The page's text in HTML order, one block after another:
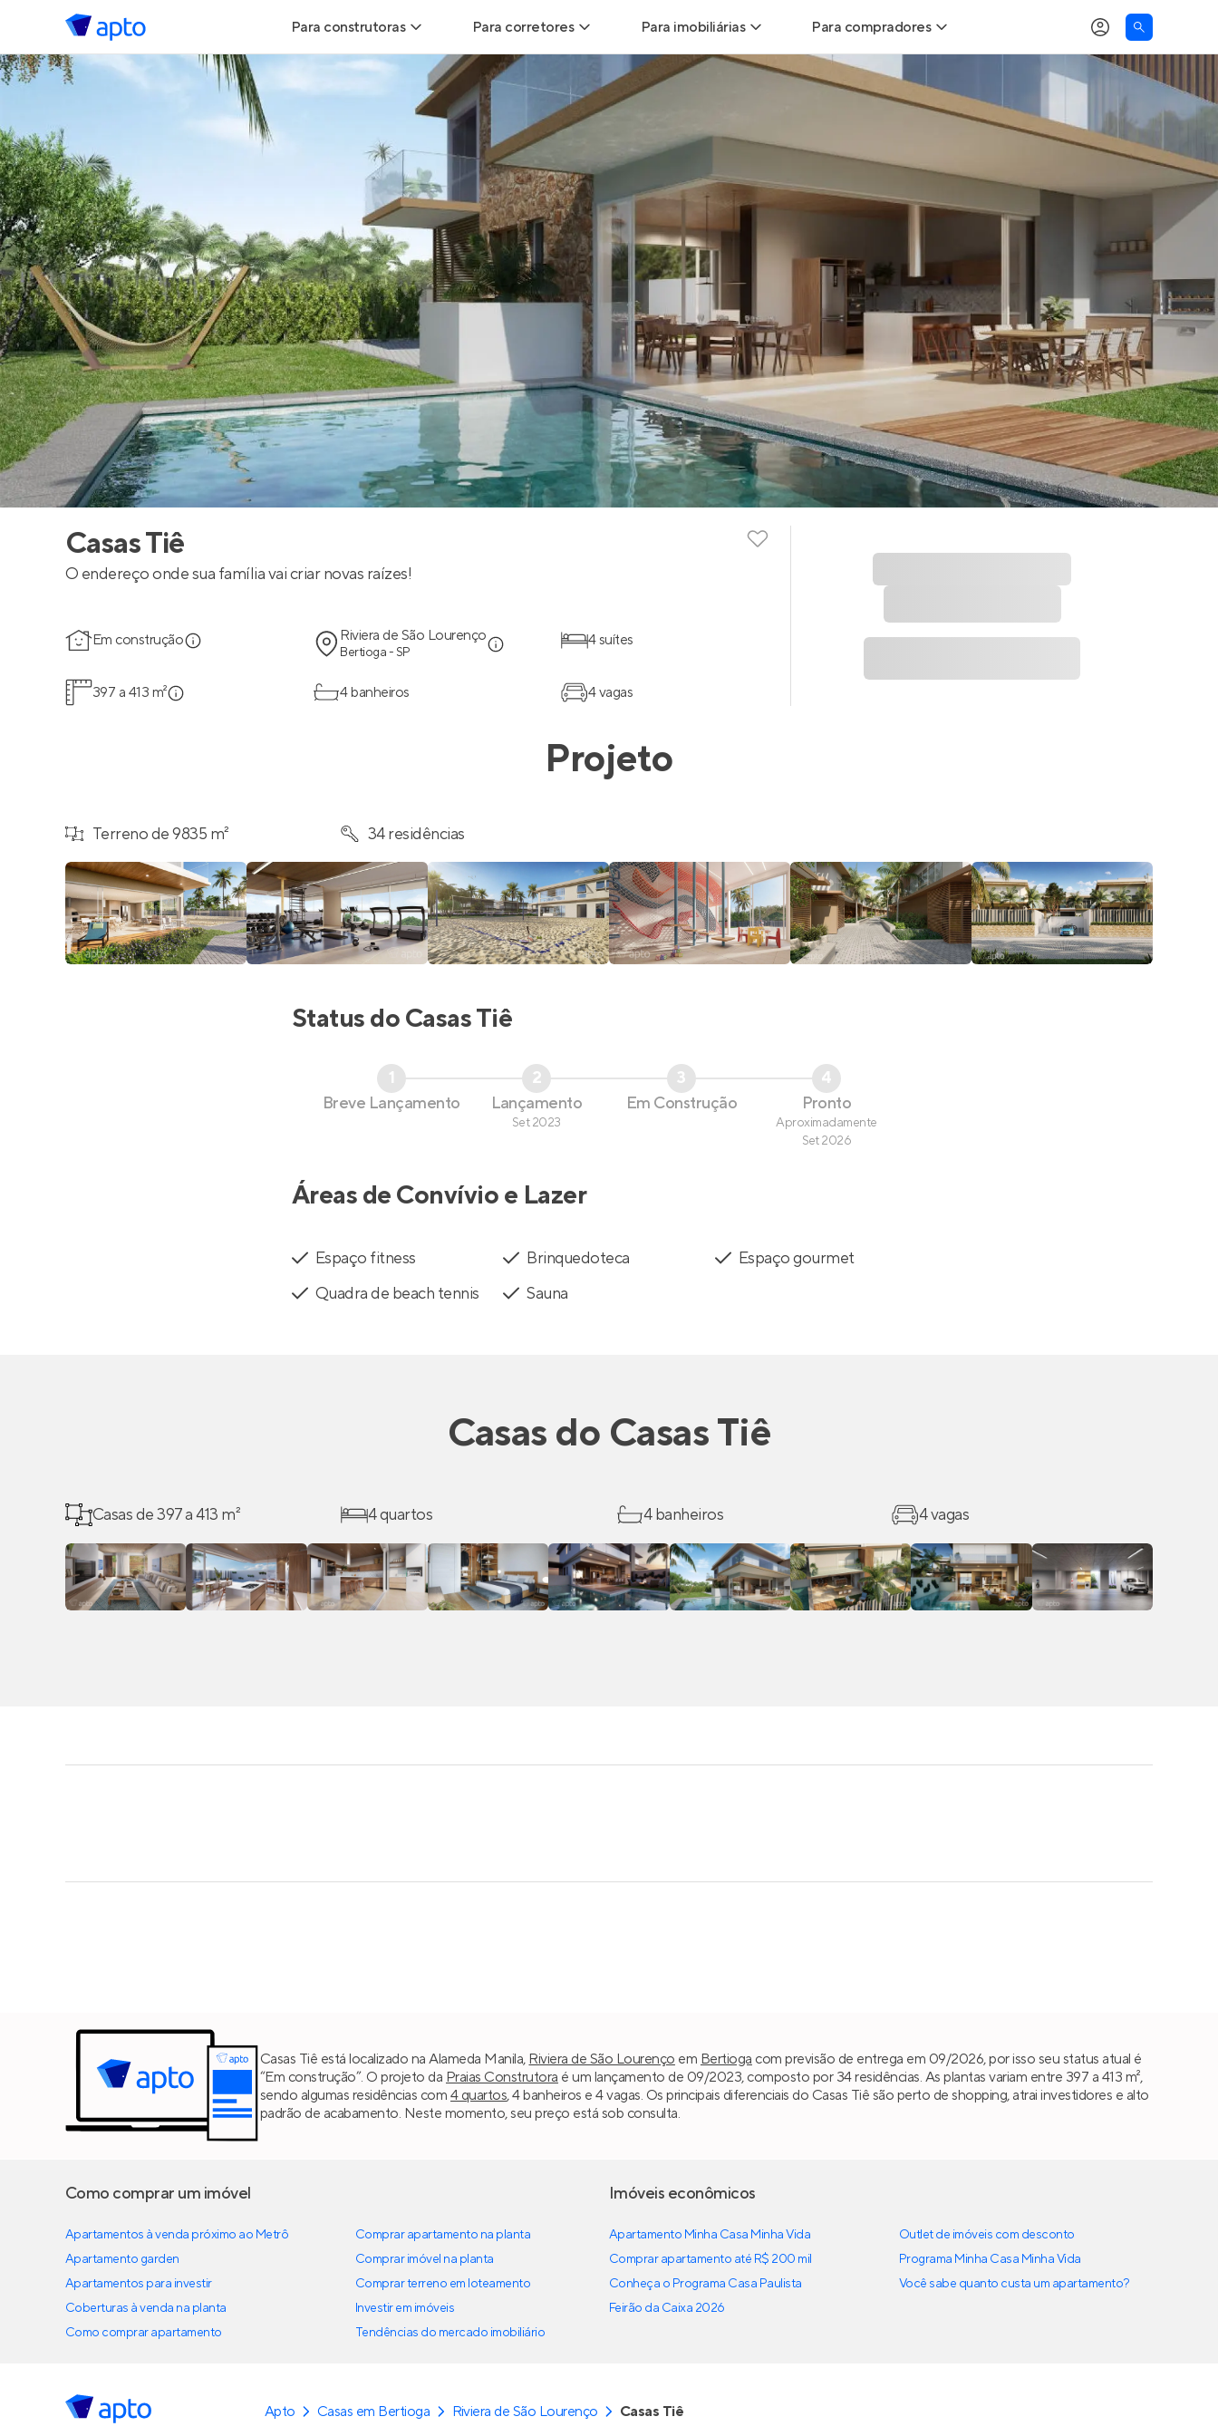
Para construtoras
Geração de Leads
Geração de Vendas
Maiores Construtoras
Parcerias Imobiliárias
Anunciar Imóveis
Para corretores
Leads para Corretores
Corretor+
Parcerias imobiliárias
Hub de Corretores
Perfil Verificado
Anunciar imóveis
Para imobiliárias
Leads para Imobiliárias
Hub de imobiliárias
Anunciar imóveis
Para compradores
Buscar um imóvel novo
Calcule seu Poder de Compra
Comprar x Alugar
Simulador de Financiamento
Encontre um corretor
Casas Tiê
O endereço onde sua família vai criar novas raízes!
Em construção Riviera de São Lourenço
Bertioga - SP
4 suítes
397 a 413 m² 4 banheiros 4 vagas
Projeto
Terreno de 9835 m² 34 residências
Status doCasas Tiê
1
Breve Lançamento
2
Lançamento
Set 2023
3
Em Construção
4
Pronto
Aproximadamente
Set 2026
Áreas de Convívio e Lazer
Espaço fitness Brinquedoteca
Espaço gourmet
Quadra de beach tennis
Sauna
Casas do Casas Tiê
Casas de 397 a 413 m² 4 quartos 4 banheiros 4 vagas
Casas Tiê está localizado na Alameda Manila, Riviera de São Lourenço em Bertioga com previsão de entrega em 09/2026, por isso seu status atual é
“Em construção”. O projeto da Praias Construtora é um lançamento de 09/2023, composto por 34 residências. As plantas variam entre 397 a 413 m²,
sendo algumas residências com 4 quartos, 4 banheiros e 4 vagas. Os principais diferenciais do Casas Tiê são perto de shopping, atrai investidores e alto
padrão de acabamento. Neste momento, seu preço está sob consulta.
Como comprar um imóvel
Apartamentos à venda próximo ao Metrô
Apartamento garden
Apartamentos para investir
Coberturas à venda na planta
Como comprar apartamento
Comprar apartamento na planta
Comprar imóvel na planta
Comprar terreno em loteamento
Investir em imóveis
Tendências do mercado imobiliário
Imóveis econômicos
Apartamento Minha Casa Minha Vida
Comprar apartamento até R$ 200 mil
Conheça o Programa Casa Paulista
Feirão da Caixa 2026
Outlet de imóveis com desconto
Programa Minha Casa Minha Vida
Você sabe quanto custa um apartamento?
Apto Casas em Bertioga Riviera de São Lourenço Casas Tiê